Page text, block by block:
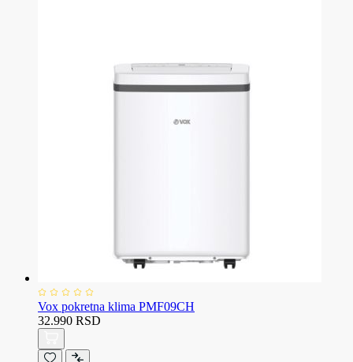
Vox pokretna klima PMF09CH
32.990 RSD